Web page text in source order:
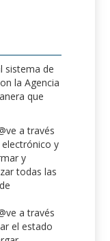
sistema de
la Agencia
que
a través
y
y
todas las
a través
el estado